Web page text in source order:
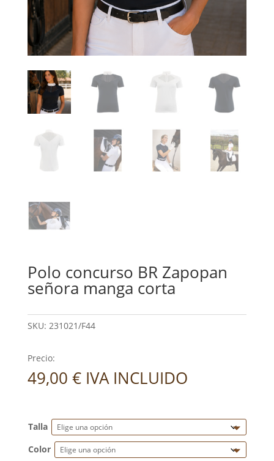
Polo concurso BR Zapopan
señora manga corta
SKU: 231021/F44
Precio:
49,00 € IVA INCLUIDO
Talla
Color